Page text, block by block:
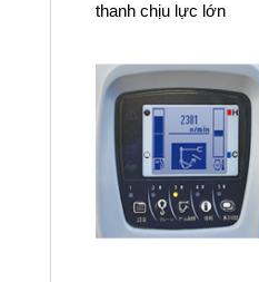
thanh chịu lực lớn